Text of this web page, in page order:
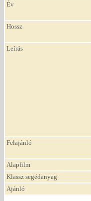
Év
Hossz
Leírás
Felajánló
Alapfilm
Klassz segédanyag
Ajánló